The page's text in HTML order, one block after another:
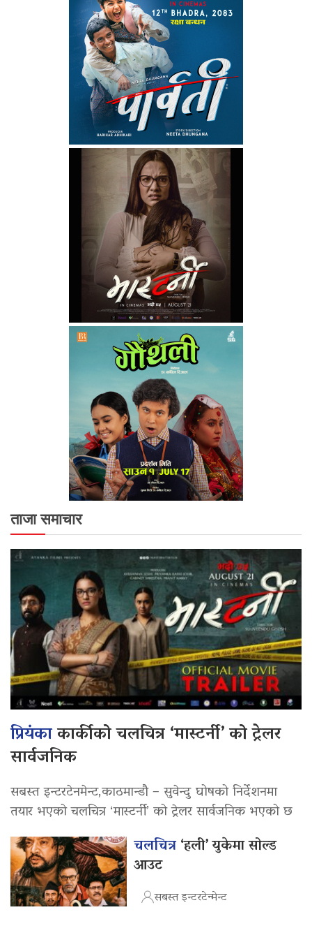
ताजा समाचार
प्रियंकाकार्कीको चलचित्र ‘मास्टर्नी’ को ट्रेलर
सार्वजनिक
सबस्त इन्टरटेनमेन्ट,काठमान्डौ – सुवेन्दु घोषको निर्देशनमा
तयार भएको चलचित्र ‘मास्टर्नी’ को ट्रेलर सार्वजनिक भएको छ
चलचित्र‘हली’ युकेमा सोल्ड
आउट
सबस्त इन्टरटेन्मेन्ट